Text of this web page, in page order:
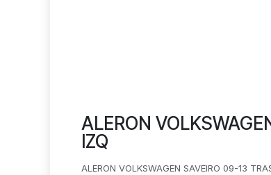
ALERON
IZQ
ALERON VOLKSWAGEN SAVEIRO 09-13